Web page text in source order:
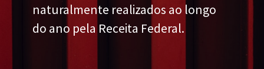
naturalmente realizados ao longo
do ano pela Receita Federal.